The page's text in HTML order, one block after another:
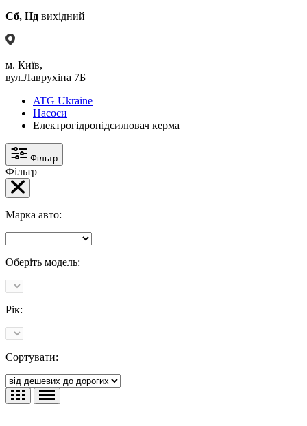
Сб, Нд вихідний
м. Київ,
вул.Лаврухіна 7Б
ATG Ukraine
Насоси
Електрогідропідсилювач керма
Фільтр
Фільтр
Марка авто:
Оберіть модель:
Рік:
Сортувати: